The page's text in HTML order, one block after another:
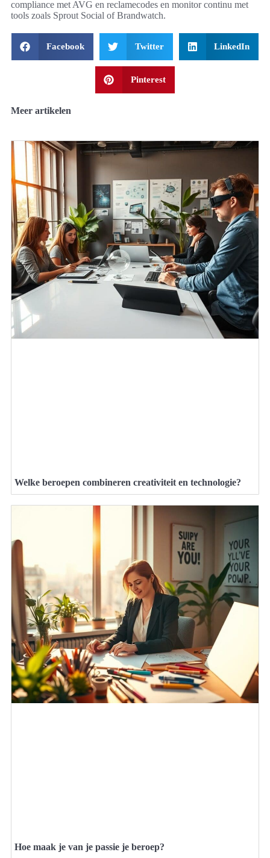
compliance met AVG en reclamecodes en monitor continu met
tools zoals Sprout Social of Brandwatch.
Facebook Twitter LinkedIn
Pinterest
Meer artikelen
Welke beroepen combineren creativiteit en technologie?
Hoe maak je van je passie je beroep?